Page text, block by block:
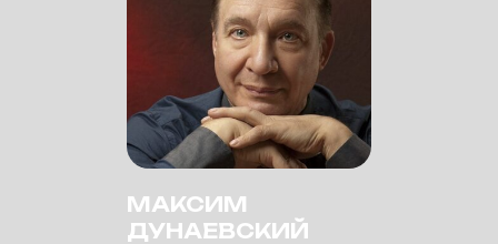
МАКСИМ
ДУНАЕВСКИЙ